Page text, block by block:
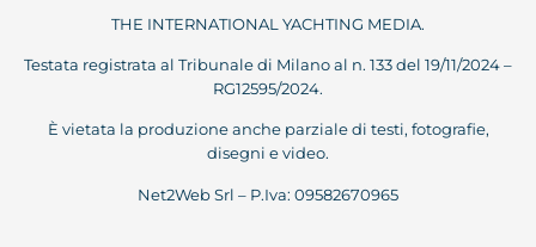
THE INTERNATIONAL YACHTING MEDIA.
Testata registrata al Tribunale di Milano al n. 133 del 19/11/2024 –
RG12595/2024.
È vietata la produzione anche parziale di testi, fotografie,
disegni e video.
Net2Web Srl – P.Iva: 09582670965